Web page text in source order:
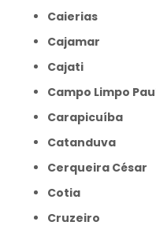
Caierias
Cajamar
Cajati
Campo Limpo
Carapicuíba
Catanduva
Cerqueira César
Cotia
Cruzeiro